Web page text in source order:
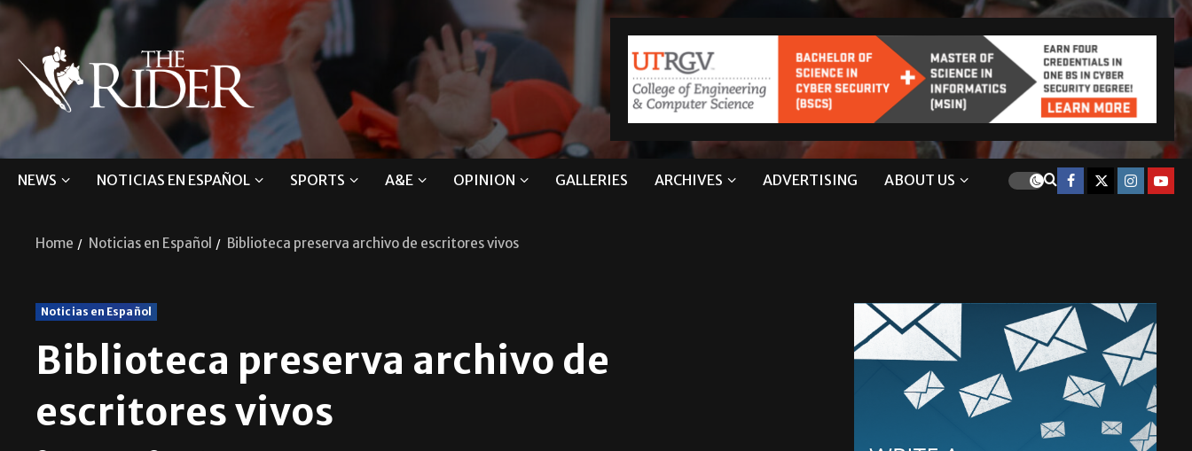
NEWS NOTICIAS EN ESPAÑOL SPORTS A&E OPINION GALLERIES ARCHIVES ADVERTISING ABOUT US
Home Noticias en Español Biblioteca preserva archivo de escritores vivos
Noticias en Español
Biblioteca preserva archivo de
escritores vivos